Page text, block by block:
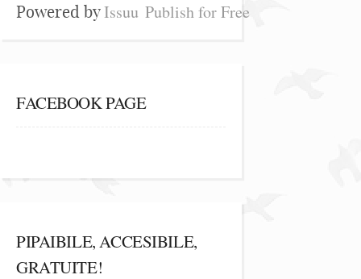
Powered byIssuu Publish for Free
FACEBOOK PAGE
PIPAIBILE, ACCESIBILE,
GRATUITE!